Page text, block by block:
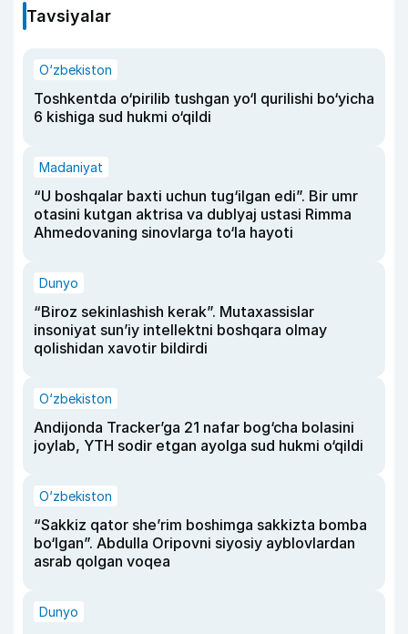
Tavsiyalar
O‘zbekiston
Toshkentda o‘pirilib tushgan yo‘l qurilishi bo‘yicha
6 kishiga sud hukmi o‘qildi
Madaniyat
“U boshqalar baxti uchun tug‘ilgan edi”. Bir umr
otasini kutgan aktrisa va dublyaj ustasi Rimma
Ahmedovaning sinovlarga to‘la hayoti
Dunyo
“Biroz sekinlashish kerak”. Mutaxassislar
insoniyat sun’iy intellektni boshqara olmay
qolishidan xavotir bildirdi
O‘zbekiston
Andijonda Tracker’ga 21 nafar bog‘cha bolasini
joylab, YTH sodir etgan ayolga sud hukmi o‘qildi
O‘zbekiston
“Sakkiz qator she’rim boshimga sakkizta bomba
bo‘lgan”. Abdulla Oripovni siyosiy ayblovlardan
asrab qolgan voqea
Dunyo